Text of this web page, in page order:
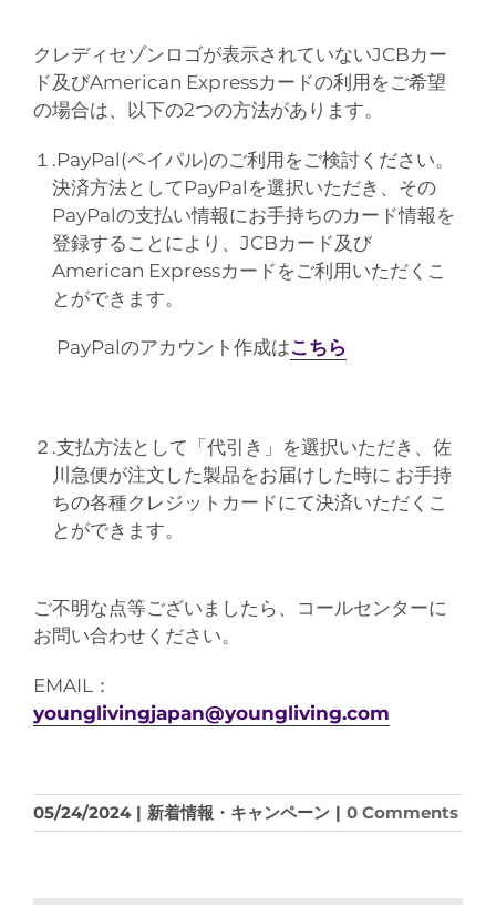
クレディセゾンロゴが表示されていないJCBカー
ド及びAmerican Expressカードの利用をご希望
の場合は、以下の2つの方法があります。
１.PayPal(ペイパル)のご利用をご検討ください。
決済方法としてPayPalを選択いただき、その
PayPalの支払い情報にお手持ちのカード情報を
登録することにより、JCBカード及び
American Expressカードをご利用いただくこ
とができます。
PayPalのアカウント作成はこちら
２.支払方法として「代引き」を選択いただき、佐
川急便が注文した製品をお届けした時に お手持
ちの各種クレジットカードにて決済いただくこ
とができます。
ご不明な点等ございましたら、コールセンターに
お問い合わせください。
EMAIL：
younglivingjapan@youngliving.com
05/24/2024 | 新着情報・キャンペーン | 0 Comments